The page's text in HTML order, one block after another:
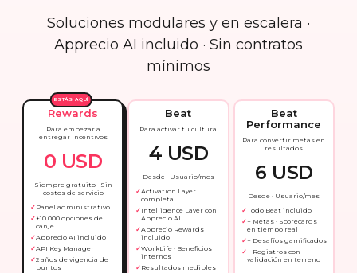
Soluciones modulares y en escalera ·
Apprecio AI incluido · Sin contratos
mínimos
ESTÁS AQUÍ
Rewards
Para empezar a
entregar incentivos
0 USD
Siempre gratuito · Sin
costos de servicio
Panel administrativo
+10.000 opciones de
canje
Apprecio AI incluido
API Key Manager
2 años de vigencia de
puntos
Beat
Para activar tu cultura
4 USD
Desde · Usuario/mes
Activation Layer
completa
Intelligence Layer con
Apprecio AI
Apprecio Rewards
incluido
WorkLife · Beneficios
internos
Resultados medibles
Beat
Performance
Para convertir metas en
resultados
6 USD
Desde · Usuario/mes
Todo Beat incluido
+ Metas · Scorecards
en tiempo real
+ Desafíos gamificados
+ Registros con
validación en terreno